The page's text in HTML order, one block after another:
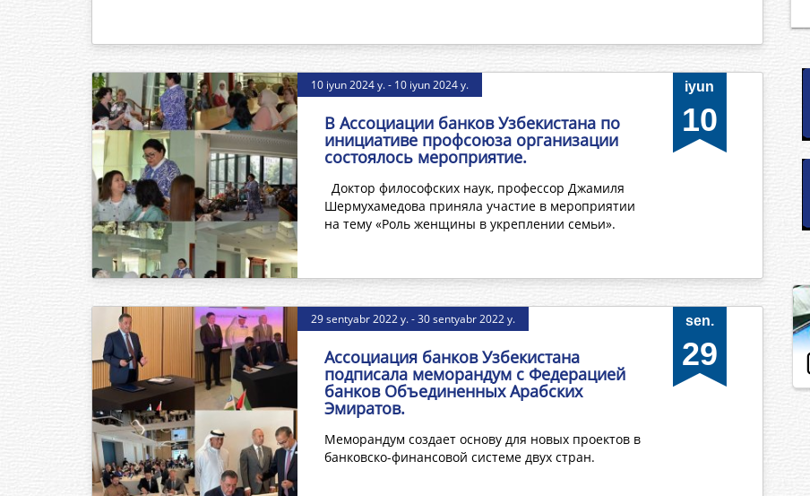
10 iyun 2024 y. - 10 iyun 2024 y.
В Ассоциации банков Узбекистана по
инициативе профсоюза организации
состоялось мероприятие.
Доктор философских наук, профессор Джамиля
Шермухамедова приняла участие в мероприятии
на тему «Роль женщины в укреплении семьи».
iyun
10
29 sentyabr 2022 y. - 30 sentyabr 2022 y.
Ассоциация банков Узбекистана
подписала меморандум с Федерацией
банков Объединенных Арабских
Эмиратов.
Меморандум создает основу для новых проектов в
банковско-финансовой системе двух стран.
sen.
29